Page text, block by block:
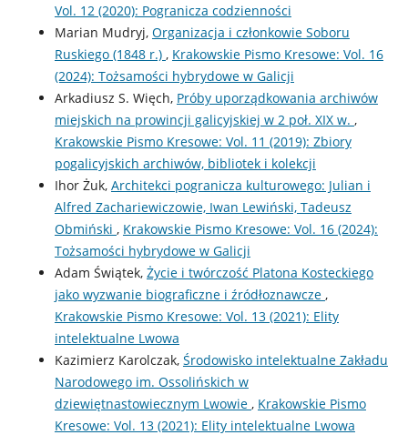
Vol. 12 (2020): Pogranicza codzienności
Marian Mudryj, Organizacja i członkowie Soboru
Ruskiego (1848 r.) , Krakowskie Pismo Kresowe: Vol. 16
(2024): Tożsamości hybrydowe w Galicji
Arkadiusz S. Więch, Próby uporządkowania archiwów
miejskich na prowincji galicyjskiej w 2 poł. XIX w. ,
Krakowskie Pismo Kresowe: Vol. 11 (2019): Zbiory
pogalicyjskich archiwów, bibliotek i kolekcji
Ihor Żuk, Architekci pogranicza kulturowego: Julian i
Alfred Zachariewiczowie, Iwan Lewiński, Tadeusz
Obmiński , Krakowskie Pismo Kresowe: Vol. 16 (2024):
Tożsamości hybrydowe w Galicji
Adam Świątek, Życie i twórczość Platona Kosteckiego
jako wyzwanie biograficzne i źródłoznawcze ,
Krakowskie Pismo Kresowe: Vol. 13 (2021): Elity
intelektualne Lwowa
Kazimierz Karolczak, Środowisko intelektualne Zakładu
Narodowego im. Ossolińskich w
dziewiętnastowiecznym Lwowie , Krakowskie Pismo
Kresowe: Vol. 13 (2021): Elity intelektualne Lwowa